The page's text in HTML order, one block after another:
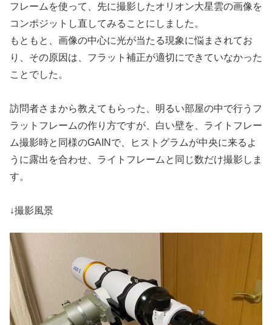
フレームを使って、先に撮影したオリオン大星雲の画像を
コンポジットし直してみることにしました。
もともと、画像の中心に光が当たる現象に悩まされてお
り、その原因は、フラット補正が適切にできていなかった
ことでした。
訪問者さまから教えてもらった、明るい部屋の中で行うフ
ラットフレームの作り方ですが、白い壁を、ライトフレー
ム撮影時と同様のGAINで、ヒストグラムが中央に来るよ
うに露出を合わせ、ライトフレームと同じ数だけ撮影しま
す。
↓撮影風景